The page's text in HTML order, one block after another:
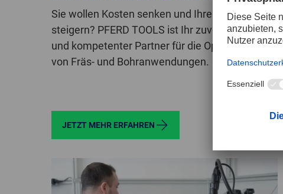
Sie wollen Kosten senken und Ihre Produktivität
steigern? PFERD TOOLS ist Ihr zuverlässiger
und kompetenter Partner für die Optimierung
von Fräs- und Bohranwendungen.
JETZT MEHR ERFAHREN